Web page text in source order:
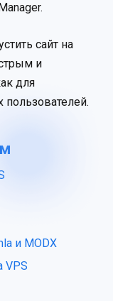
сайт на
и
для
и MODX
VPS